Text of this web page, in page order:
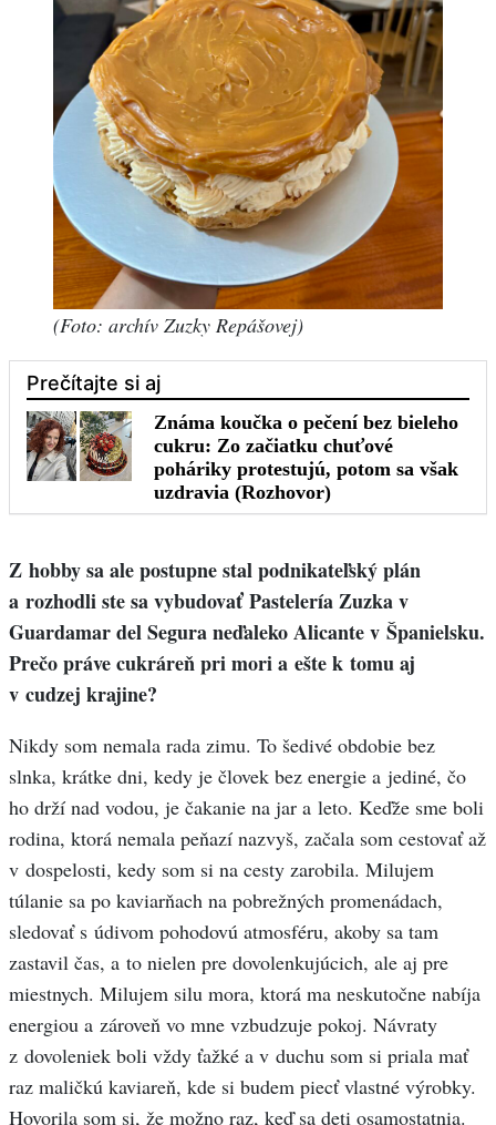
(Foto: archív Zuzky Repášovej)
Z hobby sa ale postupne stal podnikateľský plán
a rozhodli ste sa vybudovať Pastelería Zuzka v
Guardamar del Segura neďaleko Alicante v Španielsku.
Prečo práve cukráreň pri mori a ešte k tomu aj
v cudzej krajine?
Nikdy som nemala rada zimu. To šedivé obdobie bez
slnka, krátke dni, kedy je človek bez energie a jediné, čo
ho drží nad vodou, je čakanie na jar a leto. Keďže sme boli
rodina, ktorá nemala peňazí nazvyš, začala som cestovať až
v dospelosti, kedy som si na cesty zarobila. Milujem
túlanie sa po kaviarňach na pobrežných promenádach,
sledovať s údivom pohodovú atmosféru, akoby sa tam
zastavil čas, a to nielen pre dovolenkujúcich, ale aj pre
miestnych. Milujem silu mora, ktorá ma neskutočne nabíja
energiou a zároveň vo mne vzbudzuje pokoj. Návraty
z dovoleniek boli vždy ťažké a v duchu som si priala mať
raz maličkú kaviareň, kde si budem piecť vlastné výrobky.
Hovorila som si, že možno raz, keď sa deti osamostatnia.